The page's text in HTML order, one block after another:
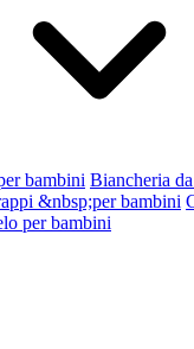
bambini Biancheria
&nbsp;per bambini
per bambini